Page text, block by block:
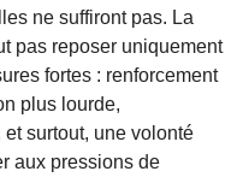
ne suffiront pas. La
pas reposer uniquement
fortes : renforcement
plus lourde,
surtout, une volonté
aux pressions de